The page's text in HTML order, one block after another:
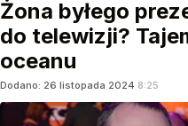
Żona byłego
do telewizji?
oceanu
Dodano: 26 listopada 2024 8:25